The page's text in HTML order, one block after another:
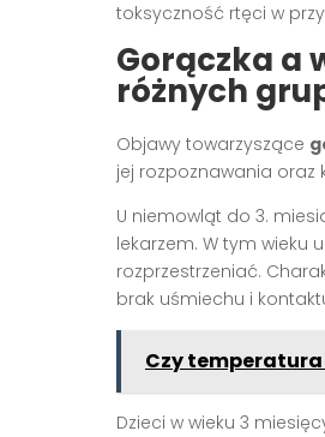
toksyczność rtęci w
Gorączka a
różnych
Objawy towarzyszące
jej rozpoznawania oraz
U niemowląt do 3.
lekarzem. W tym wieku
rozprzestrzeniać.
brak uśmiechu i
Czy
Dzieci w wieku 3